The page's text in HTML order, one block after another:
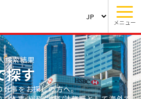
メニュー
検索結果
探す
仕事をお探しの方へ。